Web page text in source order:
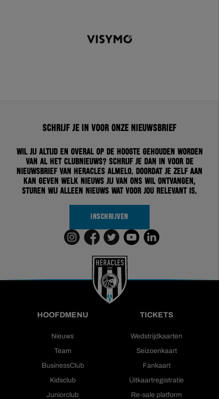
Schrijf je in voor onze nieuwsbrief
Wil jij altijd en overal op de hoogte gehouden worden
van al het clubnieuws? Schrijf je dan in voor de
nieuwsbrief van Heracles Almelo. Doordat je zelf aan
kan geven welk nieuws jij van ons wil ontvangen,
sturen wij alleen nieuws wat voor jou relevant is.
INSCHRIJVEN
HOOFDMENU
Nieuws
Team
BusinessClub
Kidsclub
Juniorclub
TICKETS
Wedstrijdkaarten
Seizoenkaart
Fankaart
Uitkaartregistratie
Re-sale platform